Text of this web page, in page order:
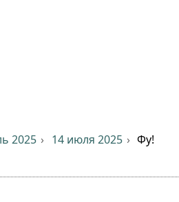
2025 14 июля 2025 Фу!